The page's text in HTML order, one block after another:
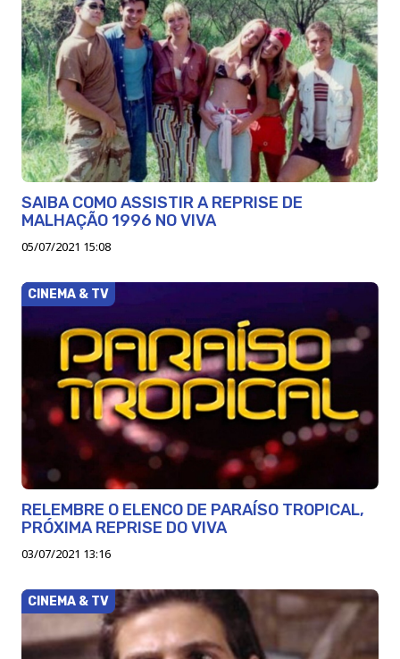
SAIBA COMO ASSISTIR A REPRISE DE
MALHAÇÃO 1996 NO VIVA
05/07/2021 15:08
CINEMA & TV
RELEMBRE O ELENCO DE PARAÍSO TROPICAL,
PRÓXIMA REPRISE DO VIVA
03/07/2021 13:16
CINEMA & TV